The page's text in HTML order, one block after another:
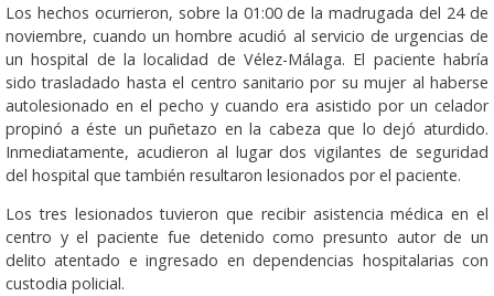
Los hechos ocurrieron, sobre la 01:00 de la madrugada del 24 de
noviembre, cuando un hombre acudió al servicio de urgencias de
un hospital de la localidad de Vélez-Málaga. El paciente habría
sido trasladado hasta el centro sanitario por su mujer al haberse
autolesionado en el pecho y cuando era asistido por un celador
propinó a éste un puñetazo en la cabeza que lo dejó aturdido.
Inmediatamente, acudieron al lugar dos vigilantes de seguridad
del hospital que también resultaron lesionados por el paciente.
Los tres lesionados tuvieron que recibir asistencia médica en el
centro y el paciente fue detenido como presunto autor de un
delito atentado e ingresado en dependencias hospitalarias con
custodia policial.